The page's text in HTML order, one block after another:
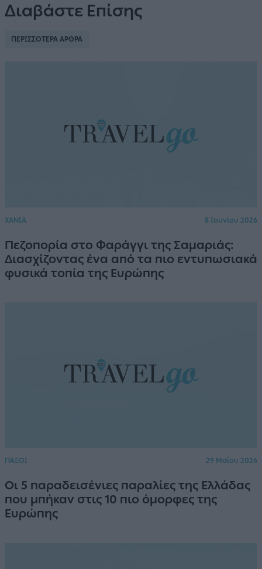
Διαβάστε Επίσης
ΠΕΡΙΣΣΟΤΕΡΑ ΑΡΘΡΑ
ΧΑΝΙΑ 8 Ιουνίου 2026
Πεζοπορία στο Φαράγγι της Σαμαριάς:
Διασχίζοντας ένα από τα πιο εντυπωσιακά
φυσικά τοπία της Ευρώπης
ΠΑΞΟΙ 29 Μαΐου 2026
Οι 5 παραδεισένιες παραλίες της Ελλάδας
που μπήκαν στις 10 πιο όμορφες της
Ευρώπης